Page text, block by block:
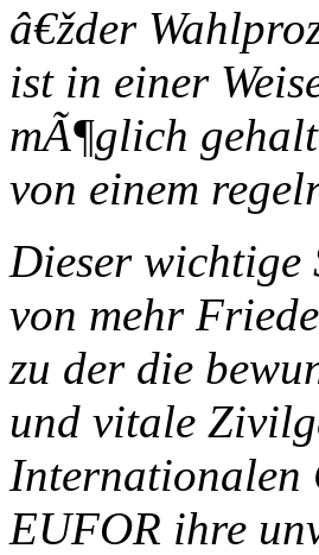
â€žder
ist in einer
mÃ¶glich
von einem
Dieser wichtige
von mehr
zu der die
und vitale
Internationalen
EUFOR ihre